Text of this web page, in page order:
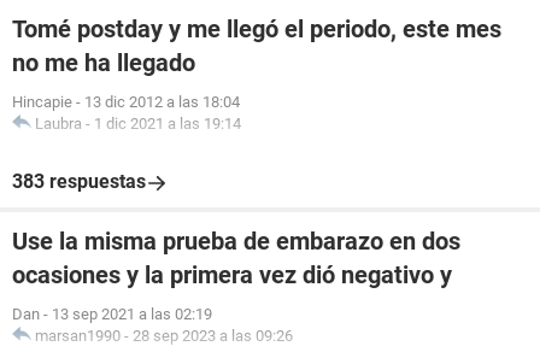
Tomé postday y me llegó el periodo, este mes
no me ha llegado
Hincapie - 13 dic 2012 a las 18:04
Laubra - 1 dic 2021 a las 19:14
383 respuestas
Use la misma prueba de embarazo en dos
ocasiones y la primera vez dió negativo y
Dan - 13 sep 2021 a las 02:19
marsan1990 - 28 sep 2023 a las 09:26